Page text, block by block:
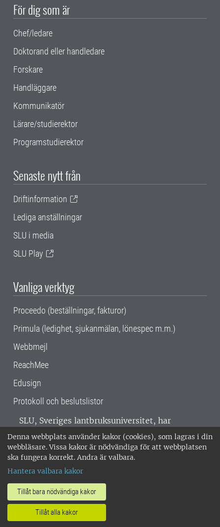
Denna webbplats använder kakor (cookies), som lagras i din
webbläsare. Vissa kakor är nödvändiga för att webbplatsen
ska fungera korrekt. Andra är valbara.
Hantera valbara kakor
Tillåt bara nödvändiga kakor
Tillåt alla kakor
För dig som är
Chef/ledare
Doktorand eller handledare
Forskare
Handläggare
Kommunikatör
Lärare/studierektor
Programstudierektor
Senaste nytt från
Driftinformation
Lediga anställningar
SLU i media
SLU Play
Vanliga verktyg
Proceedo (beställningar, fakturor)
Primula (ledighet, sjukanmälan, lönespec m.m.)
Webbmejl
ReachMee
Edusign
Protokoll och beslutslistor
SLU, Sveriges lantbruksuniversitet, har
verksamhet över hela Sverige. Huvudorter är
Alnarp, Uppsala och Umeå.SLU är
miljöcertifierat enligt ISO 14001. •
018-67 10 00 • Org nr: 202100-2817 •
Om SLU:s webbplatser
•Hantera kakor•Behandling av
personuppgifter